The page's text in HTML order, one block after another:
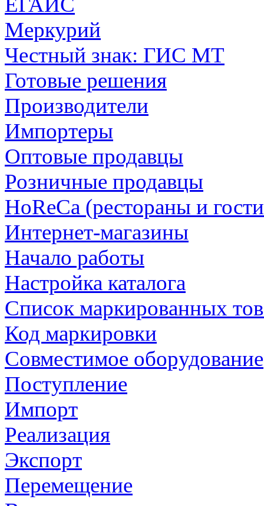
Меркурий
Честный знак: ГИС МТ
Готовые решения
Производители
Импортеры
Оптовые продавцы
Розничные продавцы
HoReCa (рестораны и
Интернет-магазины
Начало работы
Настройка каталога
Список маркированных
Код маркировки
Совместимое оборудование
Поступление
Импорт
Реализация
Экспорт
Перемещение